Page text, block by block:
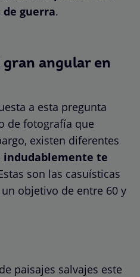
guerra.
gran angular en
a esta pregunta
de fotografía que
existen diferentes
indudablemente te
son las casuísticas
objetivo de entre 60 y
paisajes salvajes este